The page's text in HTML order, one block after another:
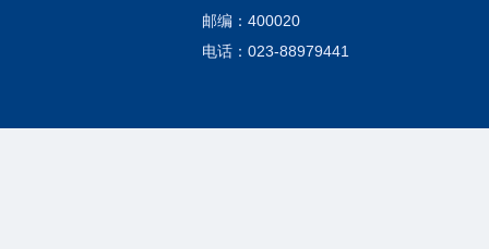
邮编：400020
电话：023-88979441